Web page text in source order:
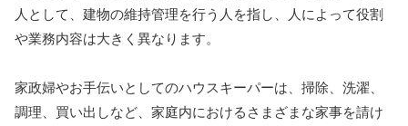
人として、建物の維持管理を行う人を指し、人によって役割
や業務内容は大きく異なります。
家政婦やお手伝いとしてのハウスキーパーは、掃除、洗濯、
調理、買い出しなど、家庭内におけるさまざまな家事を請け